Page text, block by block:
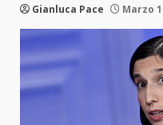
Gianluca Pace Marzo